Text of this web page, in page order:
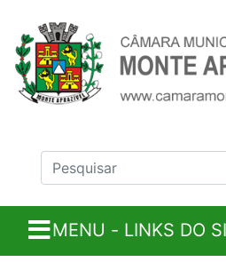
MENU - LINKS DO